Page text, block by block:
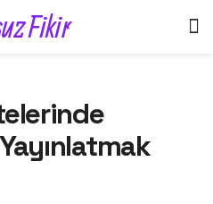
Fikir
Yayınlatmak